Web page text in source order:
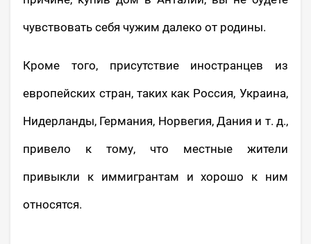
чувствовать себя чужим далеко от родины.
Кроме того, присутствие иностранцев из
европейских стран, таких как Россия, Украина,
Нидерланды, Германия, Норвегия, Дания и т. д.,
привело к тому, что местные жители
привыкли к иммигрантам и хорошо к ним
относятся.